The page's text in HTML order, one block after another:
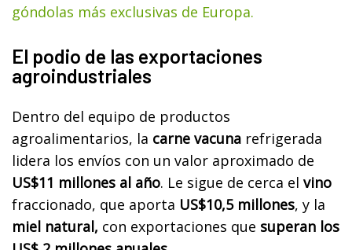
góndolas más exclusivas de Europa.
El podio de las exportaciones
agroindustriales
Dentro del equipo de productos
agroalimentarios, la carne vacuna refrigerada
lidera los envíos con un valor aproximado de
US$11 millones al año. Le sigue de cerca el vino
fraccionado, que aporta US$10,5 millones, y la
miel natural, con exportaciones que superan los